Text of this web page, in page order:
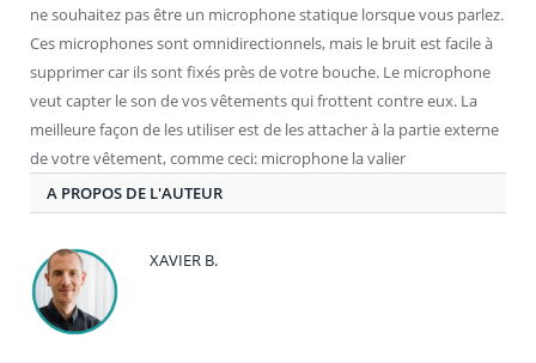
ne souhaitez pas être un microphone statique lorsque vous parlez.
Ces microphones sont omnidirectionnels, mais le bruit est facile à
supprimer car ils sont fixés près de votre bouche. Le microphone
veut capter le son de vos vêtements qui frottent contre eux. La
meilleure façon de les utiliser est de les attacher à la partie externe
de votre vêtement, comme ceci: microphone la valier
A PROPOS DE L'AUTEUR
XAVIER B.